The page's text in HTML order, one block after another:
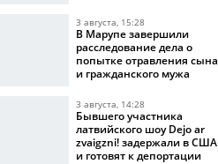
3 августа, 15:28
В Марупе завершили
расследование дела о
попытке отравления сына
и гражданского мужа
3 августа, 14:28
Бывшего участника
латвийского шоу Dejo ar
zvaigzni! задержали в США
и готовят к депортации